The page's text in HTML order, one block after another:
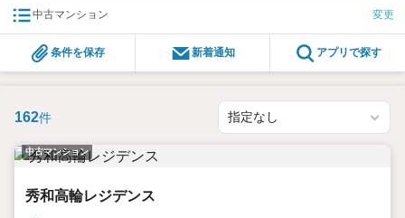
中古マンション 変更
条件を保存 新着通知 アプリで探す
162件
中古マンション
秀和高輪レジデンス